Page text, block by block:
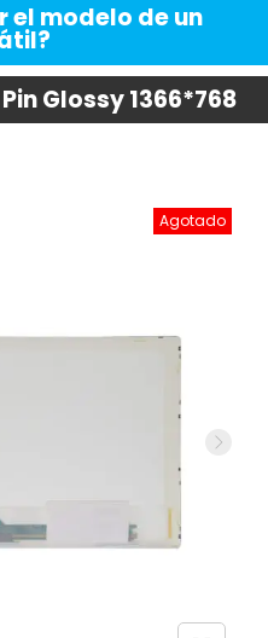
el modelo de un
Glossy 1366*768
Agotado